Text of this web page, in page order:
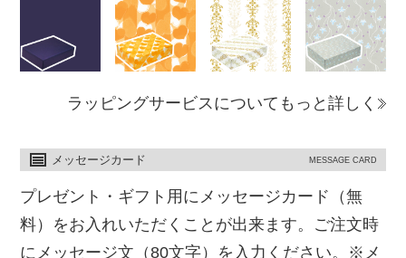
ラッピングサービスについてもっと詳しく
メッセージカード MESSAGE CARD
プレゼント・ギフト用にメッセージカード（無
料）をお入れいただくことが出来ます。ご注文時
にメッセージ文（80文字）を入力ください。※メ